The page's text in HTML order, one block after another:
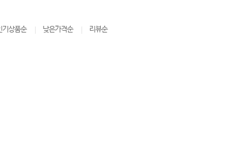
기상품순 낮은가격순 리뷰순